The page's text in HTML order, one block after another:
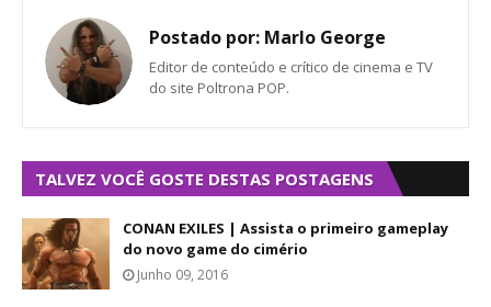
Postado por: Marlo George
Editor de conteúdo e crítico de cinema e TV
do site Poltrona POP.
TALVEZ VOCÊ GOSTE DESTAS POSTAGENS
CONAN EXILES | Assista o primeiro gameplay
do novo game do cimério
Junho 09, 2016